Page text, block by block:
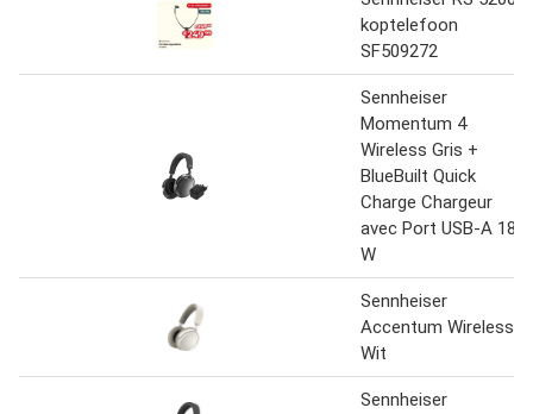
koptelefoon
SF509272
Sennheiser
Momentum 4
Wireless Gris +
BlueBuilt Quick
Charge Chargeur
avec Port USB-A 18
W
Sennheiser
Accentum Wireless
Wit
Sennheiser